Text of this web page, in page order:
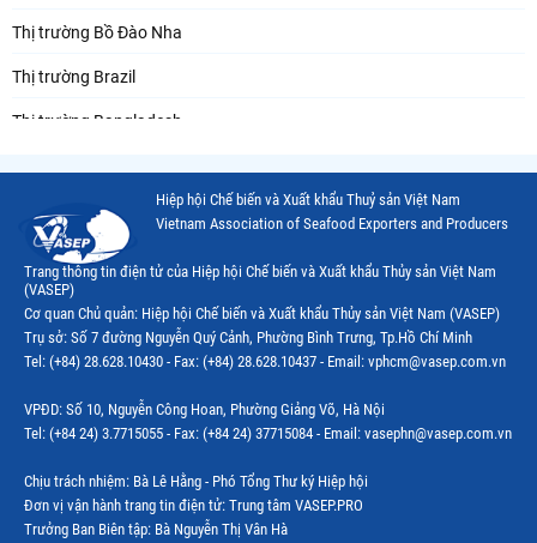
Thị trường Bồ Đào Nha
Thị trường Brazil
Thị trường Bangladesh
Thị trường Canada
Thị trường Ecuador
Thị trường EU
Thị trường Indonesia
Thị trường Mỹ
Thị trường Nga
Thị trường Hàn Quốc
Hiệp hội Chế biến và Xuất khẩu Thuỷ sản Việt Nam
Vietnam Association of Seafood Exporters and Producers
Trang thông tin điện tử của Hiệp hội Chế biến và Xuất khẩu Thủy sản Việt Nam
(VASEP)
Cơ quan Chủ quản: Hiệp hội Chế biến và Xuất khẩu Thủy sản Việt Nam (VASEP)
Trụ sở: Số 7 đường Nguyễn Quý Cảnh, Phường Bình Trưng, Tp.Hồ Chí Minh
Tel: (+84) 28.628.10430 - Fax: (+84) 28.628.10437 - Email: vphcm@vasep.com.vn
VPĐD: Số 10, Nguyễn Công Hoan, Phường Giảng Võ, Hà Nội
Tel: (+84 24) 3.7715055 - Fax: (+84 24) 37715084 - Email: vasephn@vasep.com.vn
Chịu trách nhiệm: Bà Lê Hằng - Phó Tổng Thư ký Hiệp hội
Đơn vị vận hành trang tin điện tử: Trung tâm VASEP.PRO
Trưởng Ban Biên tập: Bà Nguyễn Thị Vân Hà